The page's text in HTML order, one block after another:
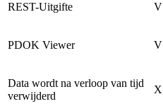
REST-Uitgifte V
PDOK Viewer V
Data wordt na verloop van tijd
verwijderd
X